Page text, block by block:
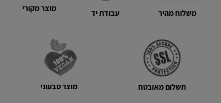
משלוח מהיר עבודת יד מוצר מקורי
תשלום מאובטח מוצר טבעוני